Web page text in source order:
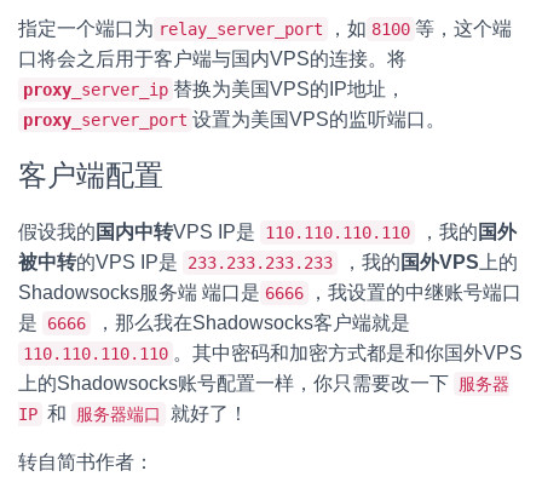
指定一个端口为 relay_server_port ，如 8100 等，这个端
口将会之后用于客户端与国内VPS的连接。将
proxy _server_ip 替换为美国VPS的IP地址，
proxy _server_port 设置为美国VPS的监听端口。
客户端配置
假设我的 国内中转VPS IP是 110.110.110.110 ，我的 国外
被中转的VPS IP是 233.233.233.233 ，我的 国外VPS 上的
Shadowsocks服务端 端口是 6666
，我设置的中继账号端口
是
6666 ，那么我在Shadowsocks客户端就是
110.110.110.110 。其中密码和加密方式都是和你国外VPS
上的Shadowsocks账号配置一样，你只需要改一下 服务器
IP 和 服务器端口 就好了！
转自简书作者：